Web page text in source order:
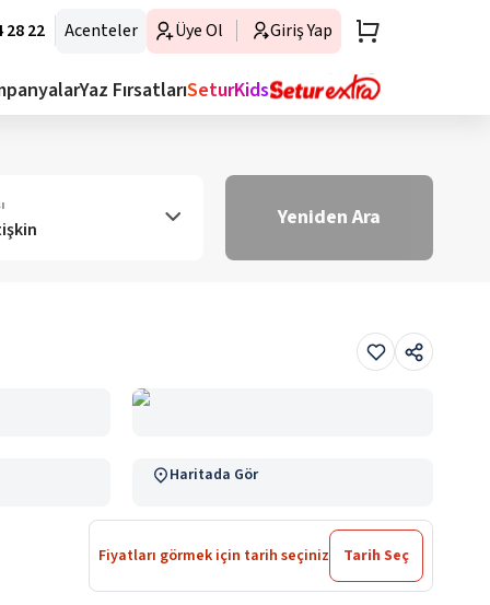
28 22 Acenteler Üye Ol Giriş Yap
Yaz FırsatlarıSeturKids
Yeniden Ara
Haritada Gör
Fiyatları görmek için tarih seçiniz Tarih Seç